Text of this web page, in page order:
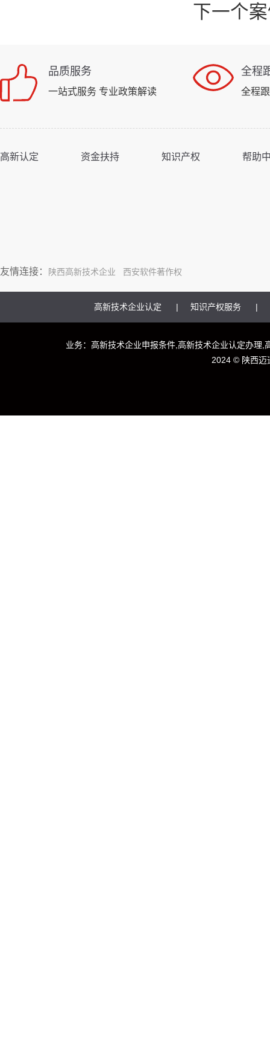
下一个
品质服务
一站式服务 专业政策解读
全程
全程
高新认定 资金扶持 知识产权 帮助
友情连接： 陕西高新技术企业 西安软件著作权
高新技术企业认定 知识产权服务
业务：高新技术企业申报条件,高新技术企业认定办理
2024 © 陕